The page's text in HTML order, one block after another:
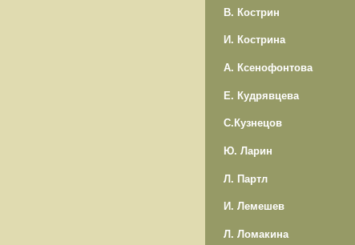
В. Кострин
И. Кострина
А. Ксенофонтова
Е. Кудрявцева
С.Кузнецов
Ю. Ларин
Л. Партл
И. Лемешев
Л. Ломакина